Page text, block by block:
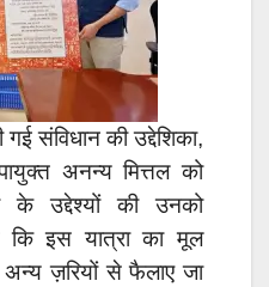
संविधान की उद्देशिका,
अनन्य मित्तल को
के उद्देश्यों की उनको
कि इस यात्रा का मूल
अन्य ज़रियों से फैलाए जा